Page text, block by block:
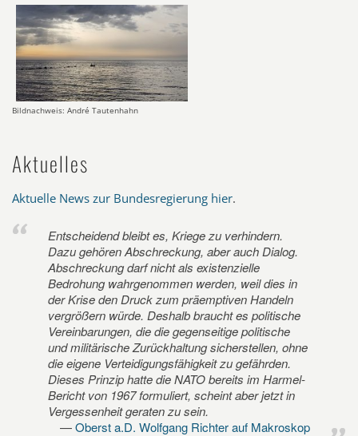
Bildnachweis: André Tautenhahn
Aktuelles
Aktuelle News zur Bundesregierung hier.
Entscheidend bleibt es, Kriege zu verhindern.
Dazu gehören Abschreckung, aber auch Dialog.
Abschreckung darf nicht als existenzielle
Bedrohung wahrgenommen werden, weil dies in
der Krise den Druck zum präemptiven Handeln
vergrößern würde. Deshalb braucht es politische
Vereinbarungen, die die gegenseitige politische
und militärische Zurückhaltung sicherstellen, ohne
die eigene Verteidigungsfähigkeit zu gefährden.
Dieses Prinzip hatte die NATO bereits im Harmel-
Bericht von 1967 formuliert, scheint aber jetzt in
Vergessenheit geraten zu sein.
Oberst a.D. Wolfgang Richter auf Makroskop